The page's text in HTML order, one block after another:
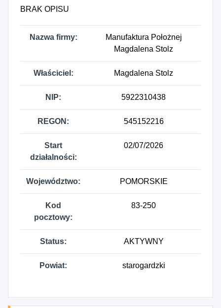
BRAK OPISU
Nazwa firmy:
Manufaktura Położnej
Magdalena Stolz
Właściciel: Magdalena Stolz
NIP: 5922310438
REGON: 545152216
Start
działalności:
02/07/2026
Województwo: POMORSKIE
Kod
pocztowy:
83-250
Status: AKTYWNY
Powiat: starogardzki